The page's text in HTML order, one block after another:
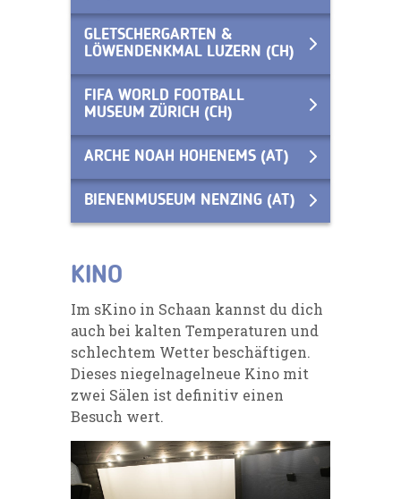
GLETSCHERGARTEN &
LÖWENDENKMAL LUZERN (CH)
FIFA WORLD FOOTBALL
MUSEUM ZÜRICH (CH)
ARCHE NOAH HOHENEMS (AT)
BIENENMUSEUM NENZING (AT)
KINO
Im sKino in Schaan kannst du dich
auch bei kalten Temperaturen und
schlechtem Wetter beschäftigen.
Dieses niegelnagelneue Kino mit
zwei Sälen ist definitiv einen
Besuch wert.